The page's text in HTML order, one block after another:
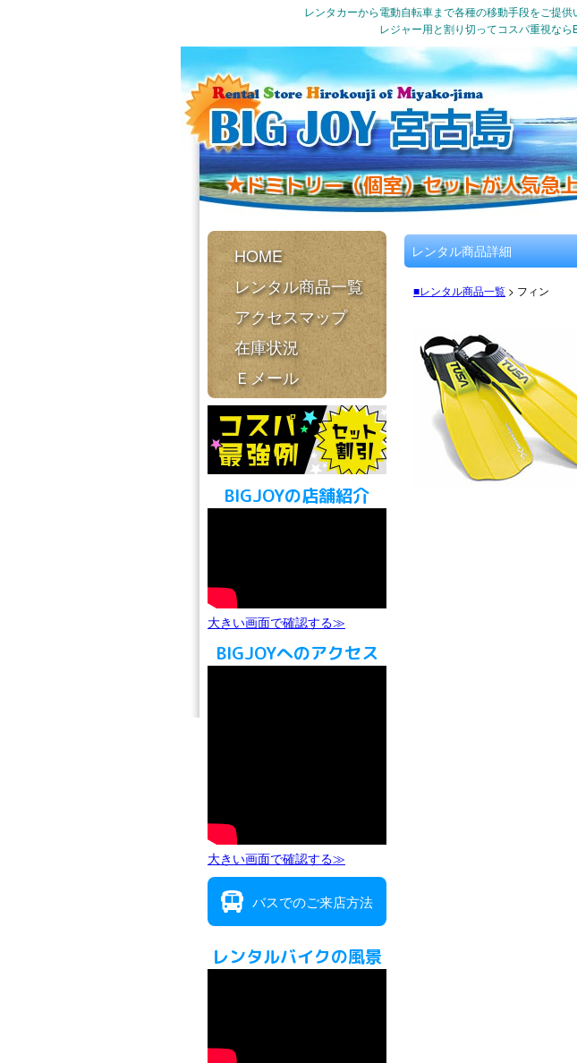
レンタカーから電動自転車まで各種の移動手段をご提
レジャー用と割り切ってコスパ重視なら
★ドミトリー（個室）セットが人気急
HOME
レンタル商品一覧
アクセスマップ
在庫状況
Ｅメール
BIGJOYの店舗紹介
大きい画面で確認する≫
BIGJOYへのアクセス
大きい画面で確認する≫
バスでのご来店方法
レンタルバイクの風景
レンタル商品詳細
■レンタル商品一覧 > フィン